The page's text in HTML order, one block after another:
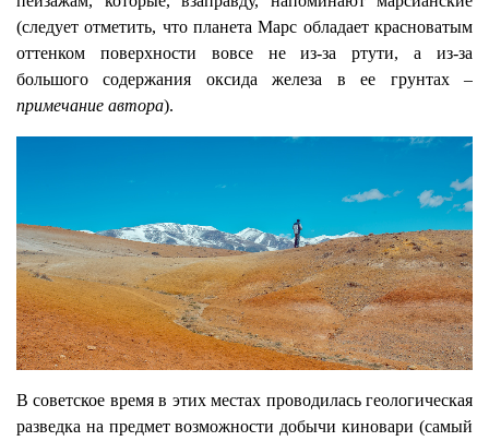
(следует отметить, что планета Марс обладает красноватым
оттенком поверхности вовсе не из-за ртути, а из-за
большого содержания оксида железа в ее грунтах –
примечание автора).
В советское время в этих местах проводилась геологическая
разведка на предмет возможности добычи киновари (самый